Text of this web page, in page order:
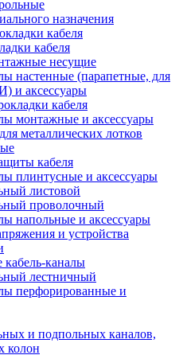
назначения
кабеля
несущие
настенные (парапетные, для
и аксессуары
кабеля
монтажные и аксессуары
металлических лотков
кабеля
плинтусные и аксессуары
листовой
проволочный
напольные и аксессуары
и устройства
кабель-каналы
лестничный
перфорированные и